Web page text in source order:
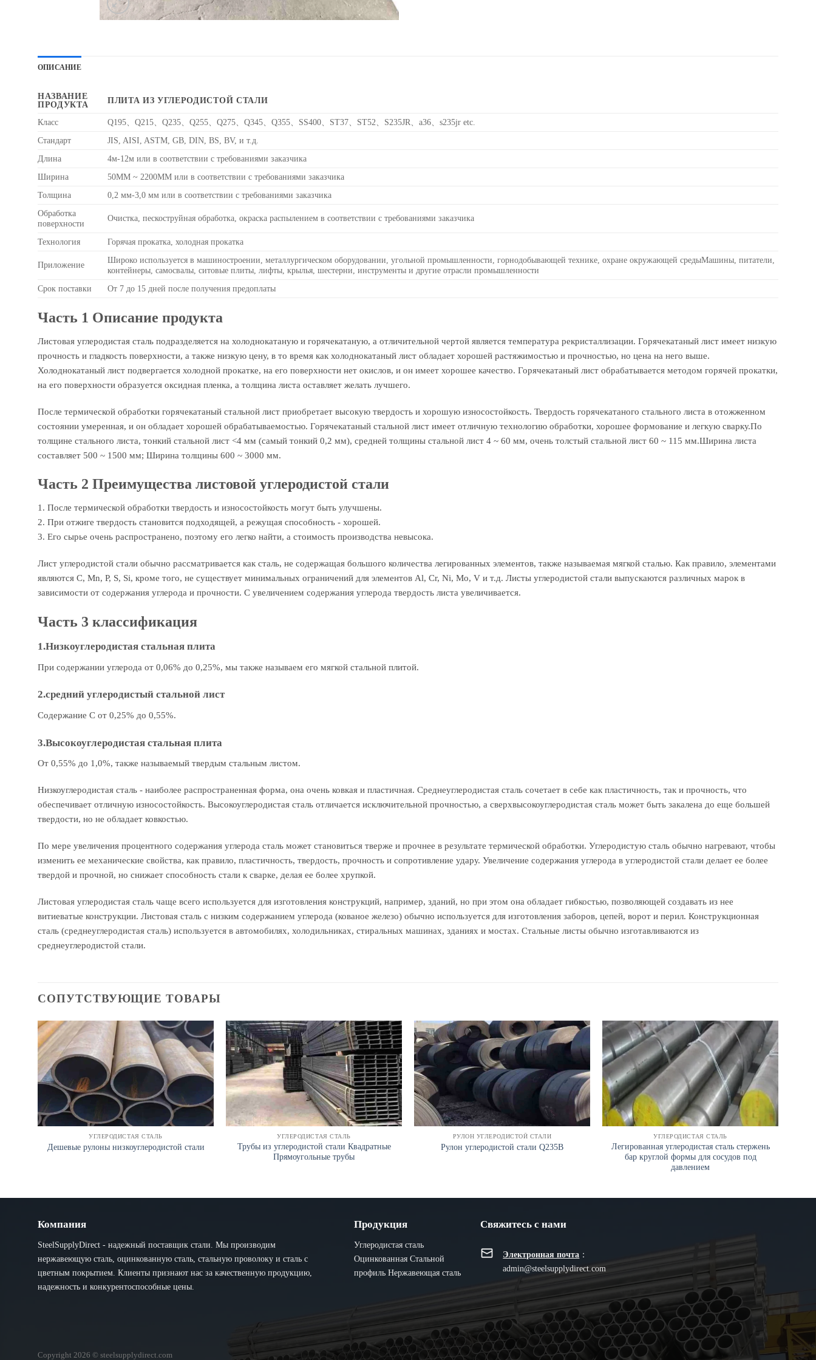
ОПИСАНИЕ
НАЗВАНИЕ
ПРОДУКТА
ПЛИТА ИЗ УГЛЕРОДИСТОЙ СТАЛИ
Класс
Q195、Q215、Q235、Q255、Q275、Q345、Q355、SS400、ST37、ST52、S235JR、a36、s235jr etc.
Стандарт
JIS, AISI, ASTM, GB, DIN, BS, BV, и т.д.
Длина
4м-12м или в соответствии с требованиями заказчика
Ширина
50MM ~ 2200MM или в соответствии с требованиями заказчика
Толщина
0,2 мм-3,0 мм или в соответствии с требованиями заказчика
Обработка
поверхности
Очистка, пескоструйная обработка, окраска распылением в соответствии с требованиями заказчика
Технология Горячая прокатка, холодная прокатка
Приложение
Широко используется в машиностроении, металлургическом оборудовании, угольной промышленности, горнодобывающей технике, охране окружающей средыМашины, питатели,
контейнеры, самосвалы, ситовые плиты, лифты, крылья, шестерни, инструменты и другие отрасли промышленности
Срок поставки
От 7 до 15 дней после получения предоплаты
Часть 1 Описание продукта
Листовая углеродистая сталь подразделяется на холоднокатаную и горячекатаную, а отличительной чертой является температура рекристаллизации. Горячекатаный лист имеет низкую
прочность и гладкость поверхности, а также низкую цену, в то время как холоднокатаный лист обладает хорошей растяжимостью и прочностью, но цена на него выше.
Холоднокатаный лист подвергается холодной прокатке, на его поверхности нет окислов, и он имеет хорошее качество. Горячекатаный лист обрабатывается методом горячей прокатки,
на его поверхности образуется оксидная пленка, а толщина листа оставляет желать лучшего.
После термической обработки горячекатаный стальной лист приобретает высокую твердость и хорошую износостойкость. Твердость горячекатаного стального листа в отожженном
состоянии умеренная, и он обладает хорошей обрабатываемостью. Горячекатаный стальной лист имеет отличную технологию обработки, хорошее формование и легкую сварку.По
толщине стального листа, тонкий стальной лист <4 мм (самый тонкий 0,2 мм), средней толщины стальной лист 4 ~ 60 мм, очень толстый стальной лист 60 ~ 115 мм.Ширина листа
составляет 500 ~ 1500 мм; Ширина толщины 600 ~ 3000 мм.
Часть 2 Преимущества листовой углеродистой стали
1. После термической обработки твердость и износостойкость могут быть улучшены.
2. При отжиге твердость становится подходящей, а режущая способность - хорошей.
3. Его сырье очень распространено, поэтому его легко найти, а стоимость производства невысока.
Лист углеродистой стали обычно рассматривается как сталь, не содержащая большого количества легированных элементов, также называемая мягкой сталью. Как правило, элементами
являются C, Mn, P, S, Si, кроме того, не существует минимальных ограничений для элементов Al, Cr, Ni, Mo, V и т.д. Листы углеродистой стали выпускаются различных марок в
зависимости от содержания углерода и прочности. С увеличением содержания углерода твердость листа увеличивается.
Часть 3 классификация
1.Низкоуглеродистая стальная плита
При содержании углерода от 0,06% до 0,25%, мы также называем его мягкой стальной плитой.
2.средний углеродистый стальной лист
Содержание С от 0,25% до 0,55%.
3.Высокоуглеродистая стальная плита
От 0,55% до 1,0%, также называемый твердым стальным листом.
Низкоуглеродистая сталь - наиболее распространенная форма, она очень ковкая и пластичная. Среднеуглеродистая сталь сочетает в себе как пластичность, так и прочность, что
обеспечивает отличную износостойкость. Высокоуглеродистая сталь отличается исключительной прочностью, а сверхвысокоуглеродистая сталь может быть закалена до еще большей
твердости, но не обладает ковкостью.
По мере увеличения процентного содержания углерода сталь может становиться тверже и прочнее в результате термической обработки. Углеродистую сталь обычно нагревают, чтобы
изменить ее механические свойства, как правило, пластичность, твердость, прочность и сопротивление удару. Увеличение содержания углерода в углеродистой стали делает ее более
твердой и прочной, но снижает способность стали к сварке, делая ее более хрупкой.
Листовая углеродистая сталь чаще всего используется для изготовления конструкций, например, зданий, но при этом она обладает гибкостью, позволяющей создавать из нее
витиеватые конструкции. Листовая сталь с низким содержанием углерода (кованое железо) обычно используется для изготовления заборов, цепей, ворот и перил. Конструкционная
сталь (среднеуглеродистая сталь) используется в автомобилях, холодильниках, стиральных машинах, зданиях и мостах. Стальные листы обычно изготавливаются из
среднеуглеродистой стали.
СОПУТСТВУЮЩИЕ ТОВАРЫ
УГЛЕРОДИСТАЯ СТАЛЬ
Дешевые рулоны низкоуглеродистой стали
УГЛЕРОДИСТАЯ СТАЛЬ
Трубы из углеродистой стали Квадратные
Прямоугольные трубы
РУЛОН УГЛЕРОДИСТОЙ СТАЛИ
Рулон углеродистой стали Q235B
УГЛЕРОДИСТАЯ СТАЛЬ
Легированная углеродистая сталь стержень
бар круглой формы для сосудов под
давлением
Компания
SteelSupplyDirect - надежный поставщик стали. Мы производим
нержавеющую сталь, оцинкованную сталь, стальную проволоку и сталь с
цветным покрытием. Клиенты признают нас за качественную продукцию,
надежность и конкурентоспособные цены.
Продукция
Углеродистая сталь
Оцинкованная Стальной
профиль Нержавеющая сталь
Свяжитесь с нами
Электронная почта ：
admin@steelsupplydirect.com
Copyright 2026 © steelsupplydirect.com